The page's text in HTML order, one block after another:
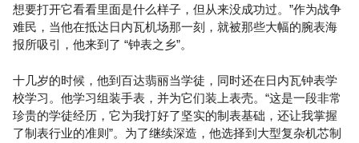
想要打开它看看里面是什么样子，但从来没成功过。”作为战争
难民，当他在抵达日内瓦机场那一刻，就被那些大幅的腕表海
报所吸引，他来到了 “钟表之乡”。
十几岁的时候，他到百达翡丽当学徒，同时还在日内瓦钟表学
校学习。他学习组装手表，并为它们装上表壳。“这是一段非常
珍贵的学徒经历，它为我打好了坚实的制表基础，还让我掌握
了制表行业的准则”。为了继续深造，他选择到大型复杂机芯制